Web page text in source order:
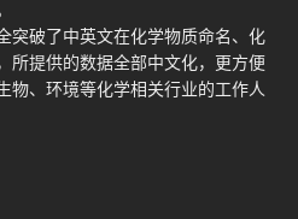
突破了中英文在化学物质命名、化
所提供的数据全部中文化，更方便
物、环境等化学相关行业的工作人